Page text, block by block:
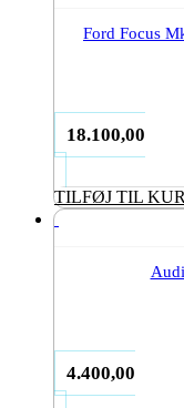
Ford Focus
18.100,00
TILFØJ TIL
4.400,00